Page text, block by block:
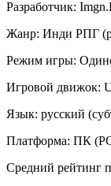
Разработчик:
Жанр: Инди РПГ
Режим игры:
Игровой движок:
Язык: русский
Платформа: ПК
Средний рейтинг